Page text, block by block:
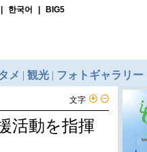
文字
活動を指揮